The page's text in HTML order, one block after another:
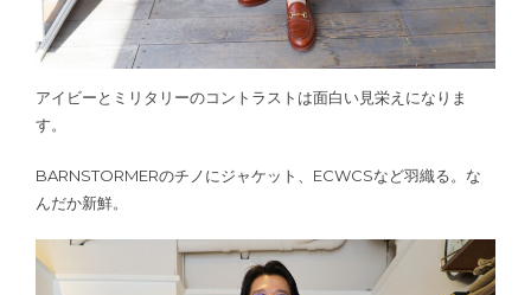
アイビーとミリタリーのコントラストは面白い見栄えになりま
す。
BARNSTORMERのチノにジャケット、ECWCSなど羽織る。な
んだか新鮮。